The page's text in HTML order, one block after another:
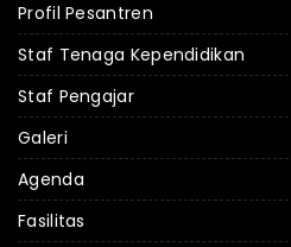
Profil Pesantren
Staf Tenaga Kependidikan
Staf Pengajar
Galeri
Agenda
Fasilitas